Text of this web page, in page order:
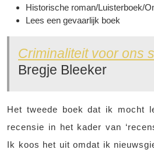
Historische roman/Luisterboek/
Lees een gevaarlijk boek
Criminaliteit voor ons
Bregje Bleeker
Het tweede boek dat ik mocht
recensie in het kader van
Ik koos het uit omdat ik